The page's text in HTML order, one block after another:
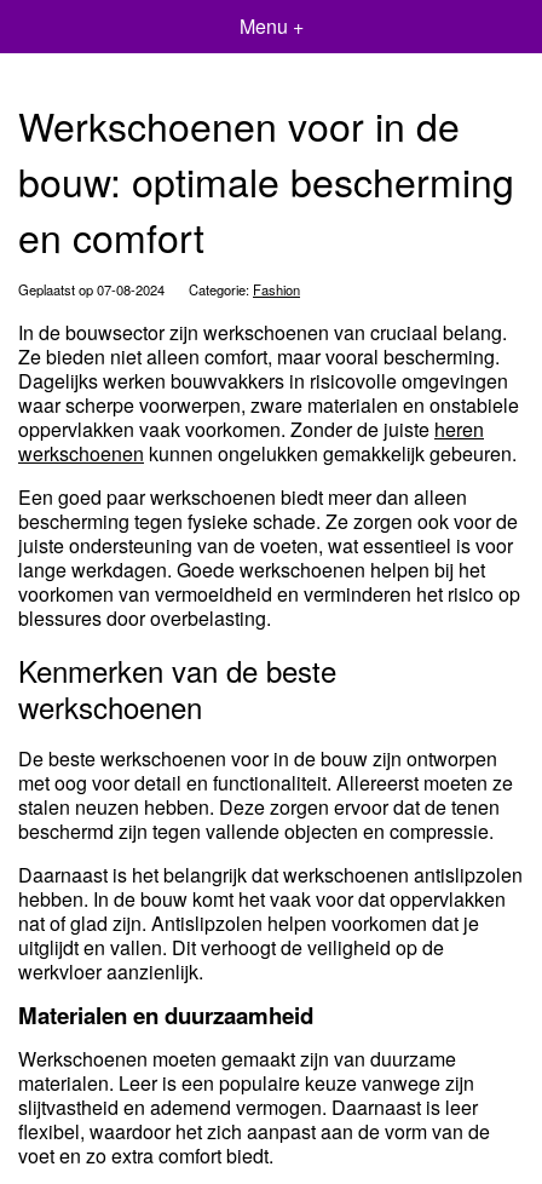
Menu +
Werkschoenen voor in de
bouw: optimale bescherming
en comfort
Geplaatst op 07-08-2024 Categorie: Fashion
In de bouwsector zijn werkschoenen van cruciaal belang.
Ze bieden niet alleen comfort, maar vooral bescherming.
Dagelijks werken bouwvakkers in risicovolle omgevingen
waar scherpe voorwerpen, zware materialen en onstabiele
oppervlakken vaak voorkomen. Zonder de juiste heren
werkschoenen kunnen ongelukken gemakkelijk gebeuren.
Een goed paar werkschoenen biedt meer dan alleen
bescherming tegen fysieke schade. Ze zorgen ook voor de
juiste ondersteuning van de voeten, wat essentieel is voor
lange werkdagen. Goede werkschoenen helpen bij het
voorkomen van vermoeidheid en verminderen het risico op
blessures door overbelasting.
Kenmerken van de beste
werkschoenen
De beste werkschoenen voor in de bouw zijn ontworpen
met oog voor detail en functionaliteit. Allereerst moeten ze
stalen neuzen hebben. Deze zorgen ervoor dat de tenen
beschermd zijn tegen vallende objecten en compressie.
Daarnaast is het belangrijk dat werkschoenen antislipzolen
hebben. In de bouw komt het vaak voor dat oppervlakken
nat of glad zijn. Antislipzolen helpen voorkomen dat je
uitglijdt en vallen. Dit verhoogt de veiligheid op de
werkvloer aanzienlijk.
Materialen en duurzaamheid
Werkschoenen moeten gemaakt zijn van duurzame
materialen. Leer is een populaire keuze vanwege zijn
slijtvastheid en ademend vermogen. Daarnaast is leer
flexibel, waardoor het zich aanpast aan de vorm van de
voet en zo extra comfort biedt.